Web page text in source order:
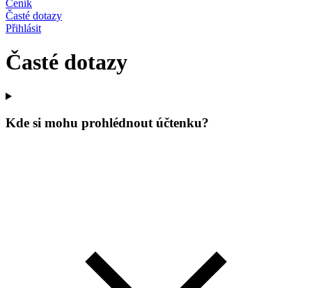
Ceník
Časté dotazy
Přihlásit
Časté dotazy
Kde si mohu prohlédnout účtenku?